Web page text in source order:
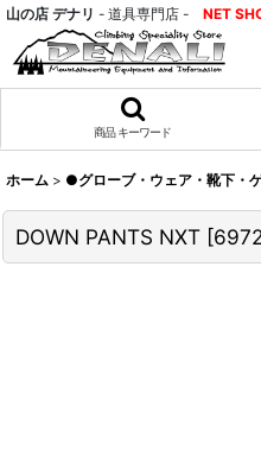
山の店 デナリ - 道具専門店 - NET
商品 キーワード
ホーム > ●グローブ・ウェア・靴下・
DOWN PANTS NXT [